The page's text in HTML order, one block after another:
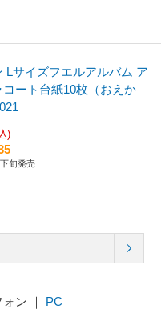
Lサイズフエルアルバム ア
ート台紙10枚（おえか
)
旬発売
ン ｜ PC